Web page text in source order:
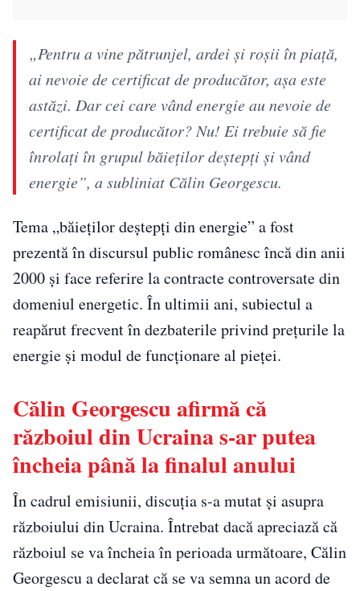
„Pentru a vine pătrunjel, ardei și roșii în piață,
ai nevoie de certificat de producător, așa este
astăzi. Dar cei care vând energie au nevoie de
certificat de producător? Nu! Ei trebuie să fie
înrolați în grupul băieților deștepți și vând
energie”, a subliniat Călin Georgescu.
Tema „băieților deștepți din energie” a fost
prezentă în discursul public românesc încă din anii
2000 și face referire la contracte controversate din
domeniul energetic. În ultimii ani, subiectul a
reapărut frecvent în dezbaterile privind prețurile la
energie și modul de funcționare al pieței.
Călin Georgescu afirmă că
războiul din Ucraina s-ar putea
încheia până la finalul anului
În cadrul emisiunii, discuția s-a mutat și asupra
războiului din Ucraina. Întrebat dacă apreciază că
războiul se va încheia în perioada următoare, Călin
Georgescu a declarat că se va semna un acord de